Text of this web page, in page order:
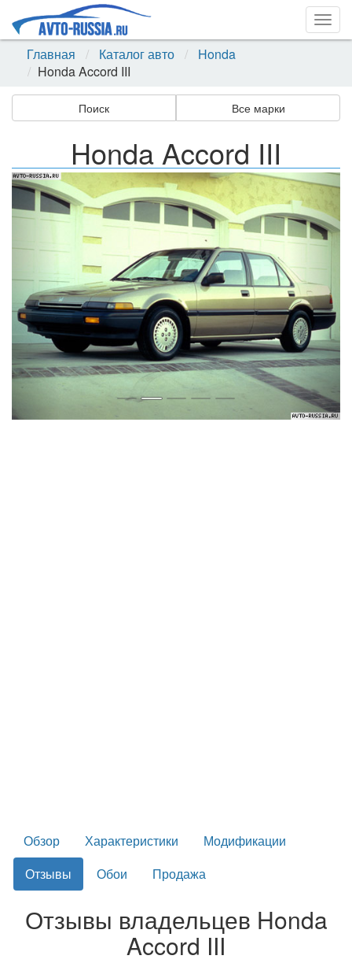
Главная
Каталог авто
Honda
Honda Accord III
Поиск Все марки
Honda Accord III
Назад
Обзор Характеристики
Модификации
Отзывы
Обои Продажа
Отзывы владельцев Honda
Accord III